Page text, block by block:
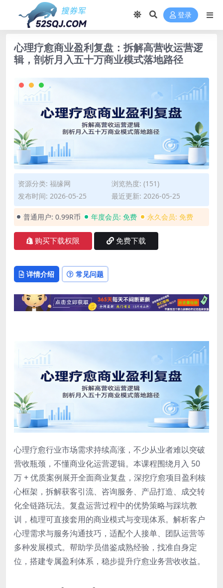
登录
心理疗愈商业盈利复盘：拆解高营收运营逻
辑，剖析月入五十万商业模式落地路径
资源分类: 福缘网
浏览热度: (151)
发布时间: 2026-05-25
最近更新: 2026-05-25
普通用户: 0.99R币 年度会员: 免费 永久会员: 免费
购买下载权限 免费下载
详情介绍 常见问题
心理疗愈行业市场需求持续高涨，不少从业者难以突破
营收瓶颈，不懂商业化运营逻辑。本课程围绕月入 50
万 + 优质案例展开全面商业复盘，深挖疗愈项目盈利核
心框架，拆解获客引流、咨询服务、产品打造、成交转
化全链路玩法。复盘运营过程中的优势策略与踩坑教
训，梳理可直接套用的商业模式与变现体系。解析客户
心理需求与服务沟通技巧，适配个人接单、团队运营等
多种发展模式。帮助学员借鉴成熟经验，找准自身定
位，搭建专属盈利体系，稳步提升疗愈业务营收收益。